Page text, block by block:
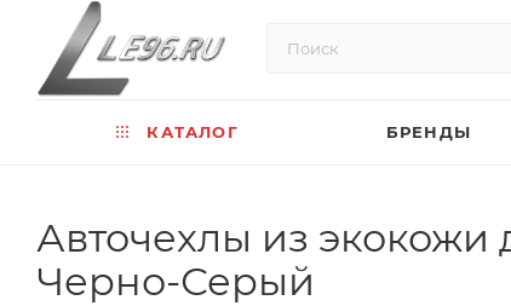
КАТАЛОГ БРЕНДЫ
Авточехлы из экокожи
Черно-Серый